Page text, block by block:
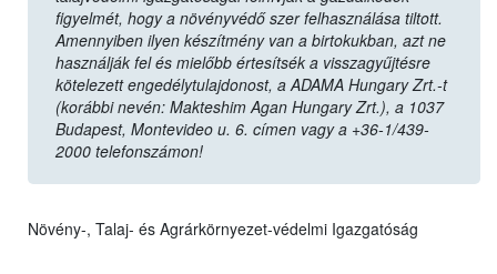
figyelmét, hogy a növényvédő szer felhasználása tiltott.
Amennyiben ilyen készítmény van a birtokukban, azt ne
használják fel és mielőbb értesítsék a visszagyűjtésre
kötelezett engedélytulajdonost, a ADAMA Hungary Zrt.-t
(korábbi nevén: Makteshim Agan Hungary Zrt.), a 1037
Budapest, Montevideo u. 6. címen vagy a +36-1/439-
2000 telefonszámon!
Növény-, Talaj- és Agrárkörnyezet-védelmi Igazgatóság